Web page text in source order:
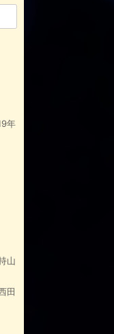
年
山
田